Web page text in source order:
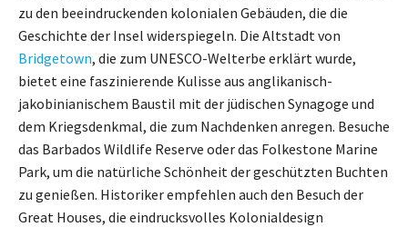
zu den beeindruckenden kolonialen Gebäuden, die die
Geschichte der Insel widerspiegeln. Die Altstadt von
Bridgetown, die zum UNESCO-Welterbe erklärt wurde,
bietet eine faszinierende Kulisse aus anglikanisch-
jakobinianischem Baustil mit der jüdischen Synagoge und
dem Kriegsdenkmal, die zum Nachdenken anregen. Besuche
das Barbados Wildlife Reserve oder das Folkestone Marine
Park, um die natürliche Schönheit der geschützten Buchten
zu genießen. Historiker empfehlen auch den Besuch der
Great Houses, die eindrucksvolles Kolonialdesign